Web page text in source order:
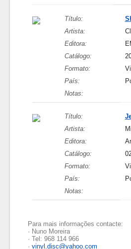
Título:
Artista:
Editora:
Catálogo:
Formato:
País:
Notas:
Título:
Artista:
Editora:
Catálogo:
Formato:
País:
Notas:
Para mais informações contacte:
· Nuno Moreira
· Tel: 968 114 966
· vinyl.disc@yahoo.com